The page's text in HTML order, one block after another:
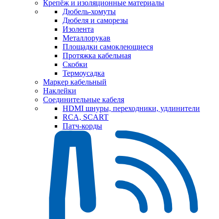
Крепёж и изоляционные материалы
Дюбель-хомуты
Дюбеля и саморезы
Изолента
Металлорукав
Площадки самоклеющиеся
Протяжка кабельная
Скобки
Термоусадка
Маркер кабельный
Наклейки
Соединительные кабеля
HDMI шнуры, переходники, удлинители
RCA, SCART
Патч-корды